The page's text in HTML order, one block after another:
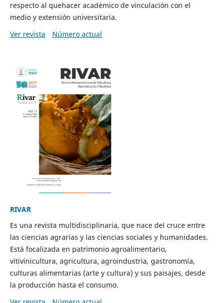
respecto al quehacer académico de vinculación con el
medio y extensión universitaria.
Ver revista
Número actual
RIVAR
Es una revista multidisciplinaria, que nace del cruce entre
las ciencias agrarias y las ciencias sociales y humanidades.
Está focalizada en patrimonio agroalimentario,
vitivinicultura, agricultura, agroindustria, gastronomía,
culturas alimentarias (arte y cultura) y sus paisajes, desde
la producción hasta el consumo.